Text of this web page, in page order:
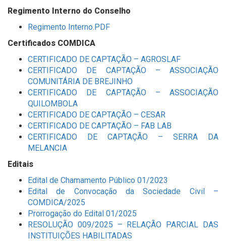
Regimento Interno do Conselho
Regimento Interno.PDF
Certificados COMDICA
CERTIFICADO DE CAPTAÇÃO – AGROSLAF
CERTIFICADO DE CAPTAÇÃO – ASSOCIAÇÃO
COMUNITÁRIA DE BREJINHO
CERTIFICADO DE CAPTAÇÃO – ASSOCIAÇÃO
QUILOMBOLA
CERTIFICADO DE CAPTAÇÃO – CESAR
CERTIFICADO DE CAPTAÇÃO – FAB LAB
CERTIFICADO DE CAPTAÇÃO – SERRA DA
MELANCIA
Editais
Edital de Chamamento Público 01/2023
Edital de Convocação da Sociedade Civil –
COMDICA/2025
Prorrogação do Edital 01/2025
RESOLUÇÃO 009/2025 – RELAÇÃO PARCIAL DAS
INSTITUIÇÕES HABILITADAS